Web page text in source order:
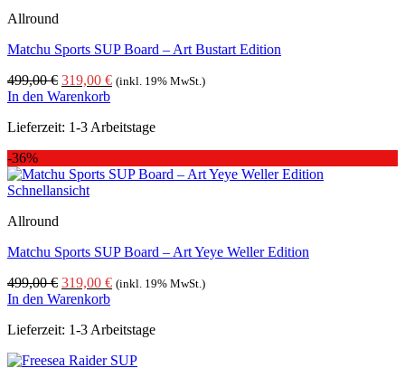
Allround
Matchu Sports SUP Board – Art Bustart Edition
499,00€ Ursprünglicher
Preis
499,00 €
319,00 €Aktueller
319,00 €.
(inkl. 19% MwSt.)
In den Warenkorb
Lieferzeit: 1-3 Arbeitstage
-36%
Schnellansicht
Allround
Matchu Sports SUP Board – Art Yeye Weller Edition
499,00€ Ursprünglicher
Preis
499,00 €
319,00 €Aktueller
319,00 €.
(inkl. 19% MwSt.)
In den Warenkorb
Lieferzeit: 1-3 Arbeitstage